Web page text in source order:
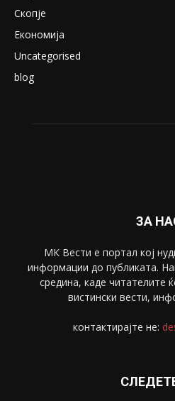
Скопје
Економија
Uncategorised
blog
ЗА
МК Вести е портал коj
информации до публиката.
средина, каде читателите
вистински вести,
контактирајте не: